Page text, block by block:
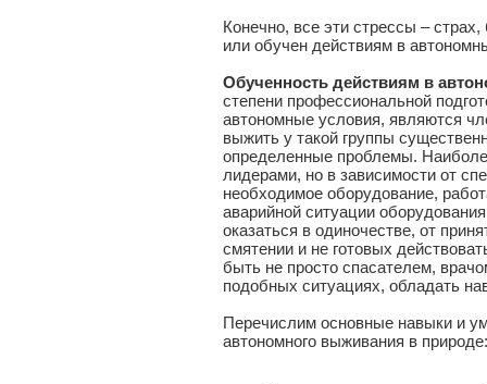
Конечно, все эти стрессы –
или обучен действиям в
Обученность действиям в
степени профессиональной
автономные условия, являются
выжить у такой группы
определенные проблемы.
лидерами, но в зависимости от
необходимое оборудование,
аварийной ситуации
оказаться в одиночестве, от
смятении и не готовых
быть не просто спасателем,
подобных ситуациях, обладать
Перечислим основные навыки и
автономного выживания в природе: